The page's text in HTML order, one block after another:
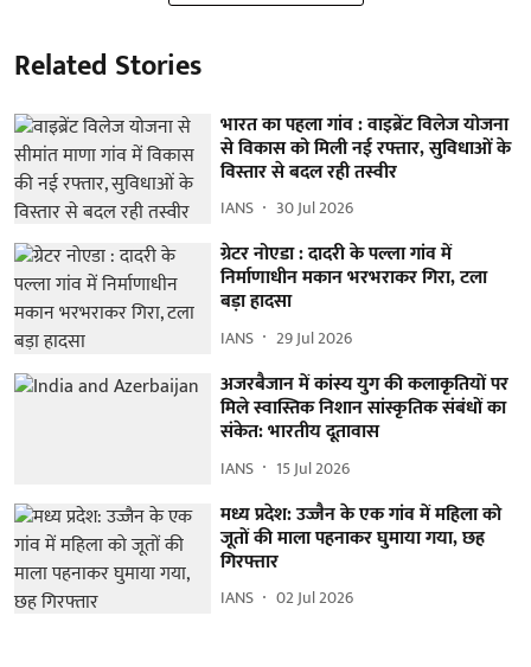
Related Stories
भारत का पहला गांव : वाइब्रेंट विलेज योजना
से विकास को मिली नई रफ्तार, सुविधाओं के
विस्तार से बदल रही तस्वीर
IANS 30 Jul 2026
ग्रेटर नोएडा : दादरी के पल्ला गांव में
निर्माणाधीन मकान भरभराकर गिरा, टला
बड़ा हादसा
IANS 29 Jul 2026
अजरबैजान में कांस्य युग की कलाकृतियों पर
मिले स्वास्तिक निशान सांस्कृतिक संबंधों का
संकेत: भारतीय दूतावास
IANS 15 Jul 2026
मध्य प्रदेश: उज्जैन के एक गांव में महिला को
जूतों की माला पहनाकर घुमाया गया, छह
गिरफ्तार
IANS 02 Jul 2026